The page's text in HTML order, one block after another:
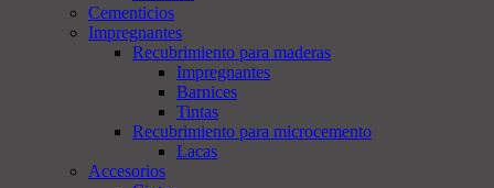
Cementicios
Impregnantes
Recubrimiento para maderas
Impregnantes
Barnices
Tintas
Recubrimiento para microcemento
Lacas
Accesorios